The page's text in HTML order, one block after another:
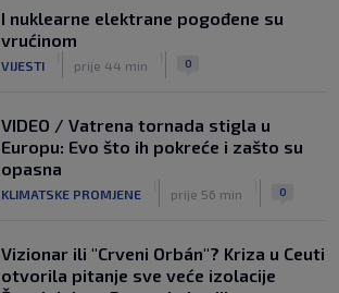
I nuklearne elektrane pogođene su
vrućinom
VIJESTI prije 44 min 0
VIDEO / Vatrena tornada stigla u
Europu: Evo što ih pokreće i zašto su
opasna
KLIMATSKE PROMJENE prije 56 min 0
Vizionar ili "Crveni Orbán"? Kriza u Ceuti
otvorila pitanje sve veće izolacije